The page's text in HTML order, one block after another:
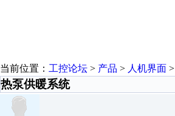
当前位置： 工控论坛 > 产品 > 人机界面 >
热泵供暖系统